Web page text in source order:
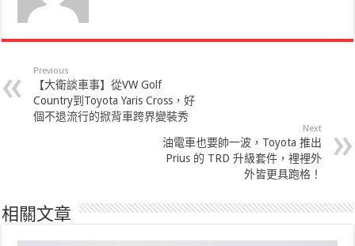
Previous
【大衛談車事】從VW Golf
Country到Toyota Yaris Cross，好
個不退流行的掀背車跨界變裝秀
Next
油電車也要帥一波，Toyota 推出
Prius 的 TRD 升級套件，裡裡外
外皆更具跑格！
相關文章